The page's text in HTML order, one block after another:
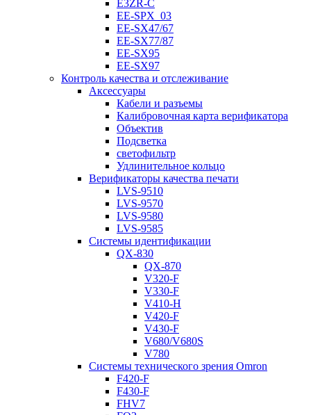
E3ZR-C
EE-SPX_03
EE-SX47/67
EE-SX77/87
EE-SX95
EE-SX97
Контроль качества и отслеживание
Аксессуары
Кабели и разъемы
Калибровочная карта верификатора
Объектив
Подсветка
светофильтр
Удлинительное кольцо
Верификаторы качества печати
LVS-9510
LVS-9570
LVS-9580
LVS-9585
Системы идентификации
QX-830
QX-870
V320-F
V330-F
V410-H
V420-F
V430-F
V680/V680S
V780
Системы технического зрения Omron
F420-F
F430-F
FHV7